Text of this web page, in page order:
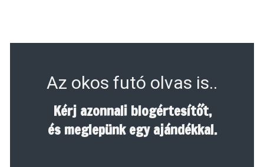
Az okos futó olvas is..
Kérj azonnali blogértesítőt,
és meglepünk egy ajándékkal.